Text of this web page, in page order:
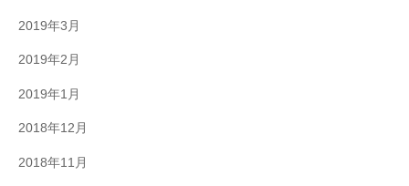
2019年3月
2019年2月
2019年1月
2018年12月
2018年11月